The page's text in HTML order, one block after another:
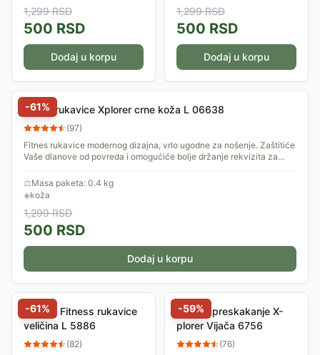
1,299RSD
500 RSD
Dodaj u korpu
1,299RSD
500 RSD
Dodaj u korpu
-61%
Fitnes rukavice Xplorer crne koža L 06638
(97)
Fitnes rukavice modernog dizajna, vrlo ugodne za nošenje. Zaštitiće
Vaše dlanove od povreda i omogućiće bolje držanje rekvizita za
⚖Masa paketa: 0.4 kg
◈koža
1,299RSD
500 RSD
Dodaj u korpu
-61%
Xplorer Fitness rukavice
veličina L 5886
(82)
-59%
Uže za preskakanje X-
plorer Vijača 6756
(76)